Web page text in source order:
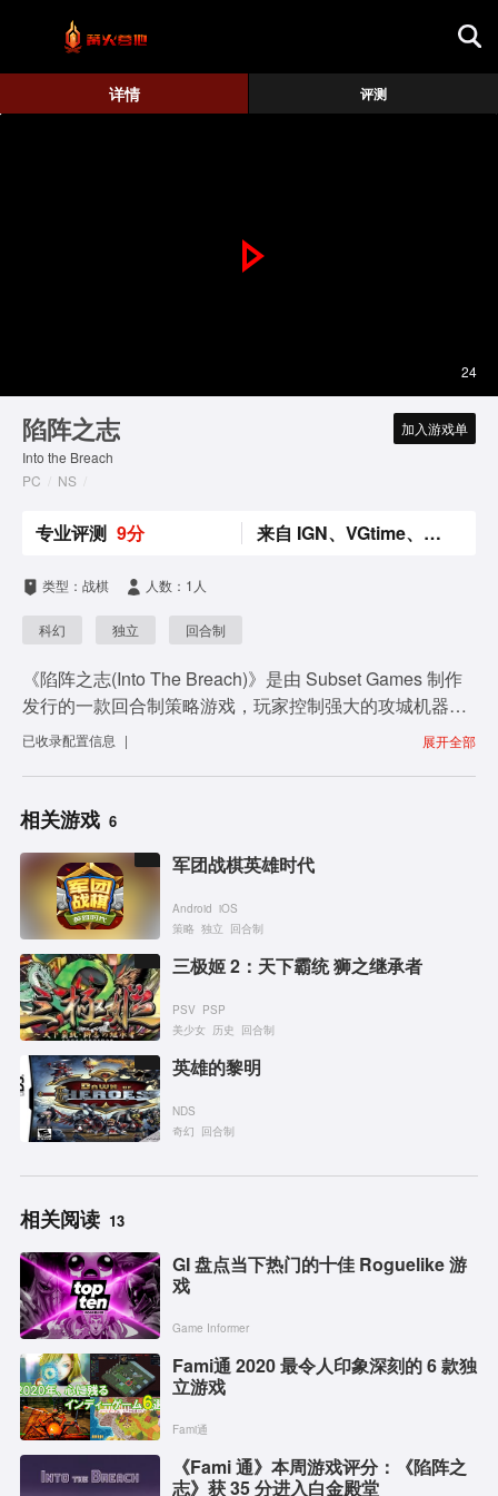
详情 评测
P
o
24
陷阵之志
Into the Breach
PC
NS
加入游戏单
专业评测 9分 来自 IGN、VGtime、Gamerank
类型：战棋 人数：1人
科幻 独立 回合制
《陷阵之志(Into The Breach)》是由 Subset Games 制作
发行的一款回合制策略游戏，玩家控制强大的攻城机器，
在随机生成的棋盘地图上与敌人交锋。游戏设定在外星人
生物交战。玩家将控制未来的机甲兵器对抗外星人的威
胁。每一场游戏都采用随机生成的地图，用回合制策略战
棋的操作拯救地球。 本作原声音乐将继续由《超越光速》
的作曲家 Ben Prunty 负责，其余的音效则会交给 Power
Up Audio。文字剧本和世界搭建则由 Chris Avellone 合作
完成。
已收录配置信息 | 展开全部
相关游戏 6
军团战棋英雄时代
Android iOS
策略 独立 回合制
三极姬 2：天下霸统 狮之继承者
PSV PSP
美少女 历史 回合制
英雄的黎明
NDS
奇幻 回合制
相关阅读 13
GI 盘点当下热门的十佳 Roguelike 游
戏
Game Informer
Fami通 2020 最令人印象深刻的 6 款独
立游戏
Fami通
《Fami 通》本周游戏评分：《陷阵之
志》获 35 分进入白金殿堂